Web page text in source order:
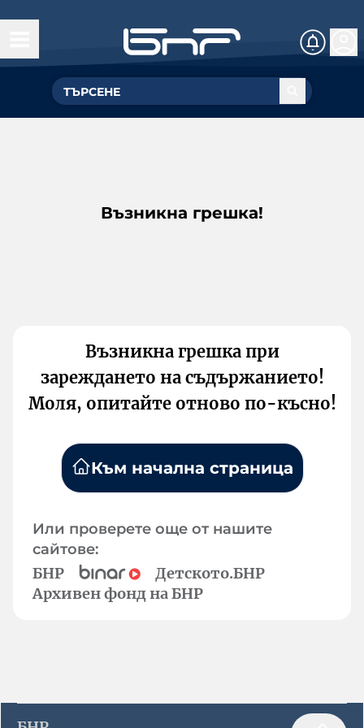
Възникна грешка!
Възникна грешка при
зареждането на съдържанието!
Моля, опитайте отново по-късно!
Към начална страница
Или проверете още от нашите
сайтове:
БНР
Детското.БНР
Архивен фонд на БНР